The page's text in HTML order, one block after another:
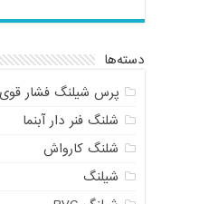
دسته‌ها
پرس شیلنگ فشار قوی
شلنگ فنر دار آبنما
شلنگ کارواش
شیلنگ